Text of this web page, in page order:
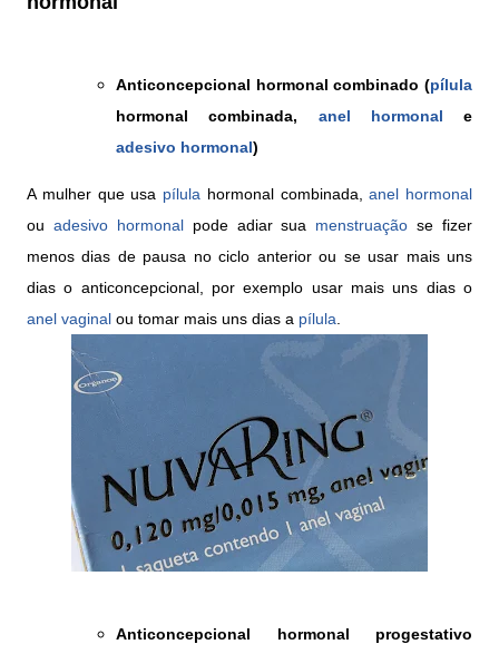
Anticoncepcional hormonal combinado (pílula
hormonal combinada, anel hormonal e
adesivo hormonal)
A mulher que usa pílula hormonal combinada,anel hormonal
ou adesivo hormonalpode adiar sua menstruação se fizer
menos dias de pausa no ciclo anterior ou se usar mais uns
dias o anticoncepcional, por exemplo usar mais uns dias o
anel vaginal ou tomar mais uns dias a pílula
Anticoncepcional hormonal progestativo